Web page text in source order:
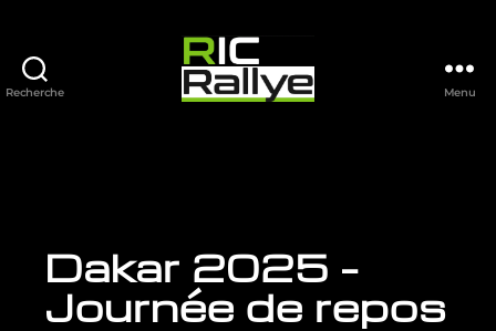
Recherche Menu
Catégories
Dakar 2025 –
Journée de repos